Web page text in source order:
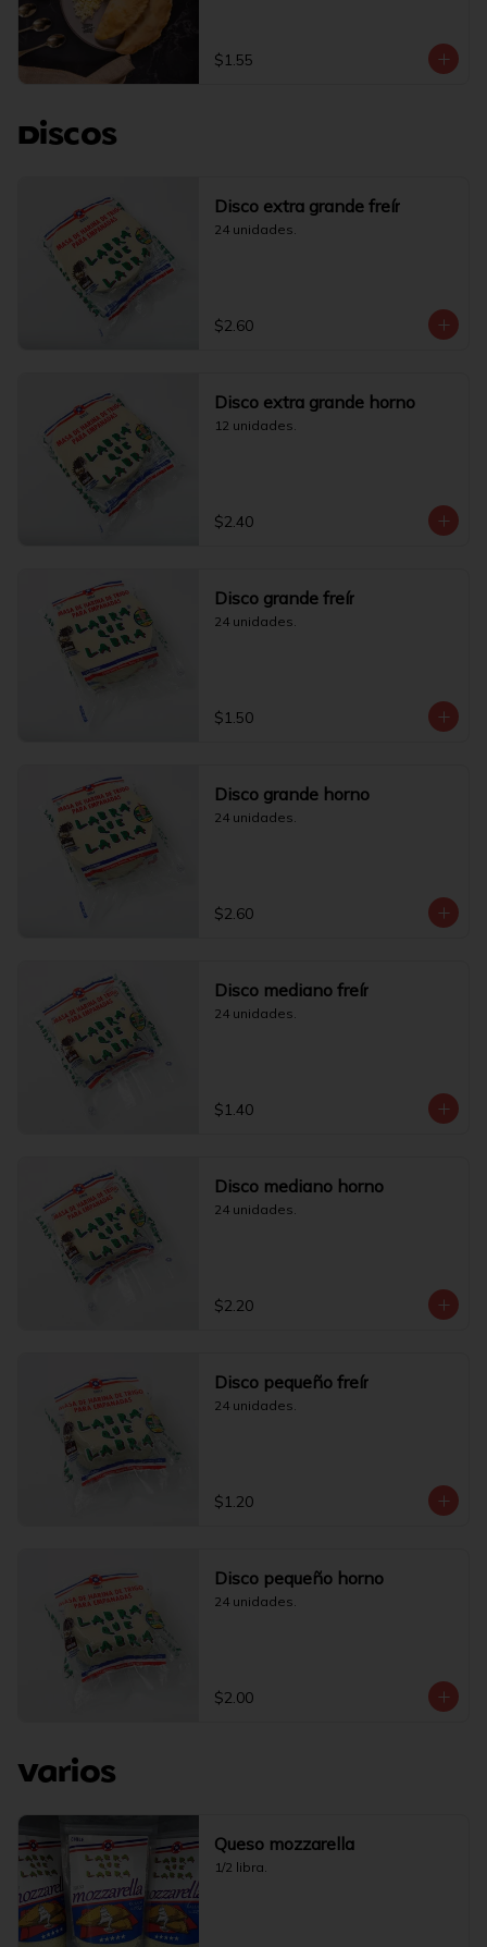
$1.55
Discos
Disco extra grande freír
24 unidades.
$2.60
Disco extra grande horno
12 unidades.
$2.40
Disco grande freír
24 unidades.
$1.50
Disco grande horno
24 unidades.
$2.60
Disco mediano freír
24 unidades.
$1.40
Disco mediano horno
24 unidades.
$2.20
Disco pequeño freír
24 unidades.
$1.20
Disco pequeño horno
24 unidades.
$2.00
Varios
Queso mozzarella
1/2 libra.